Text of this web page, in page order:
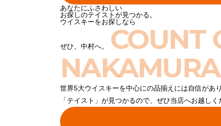
あなたにふさわしい
お探しのテイストが見つかる。
ウイスキーをお探しなら
ぜひ、中村へ。
COUNT
NAKAMURA
世界5大ウイスキーを中心にの品揃えには自信があ
「テイスト」が見つかるので、ぜひ当店へお越しく